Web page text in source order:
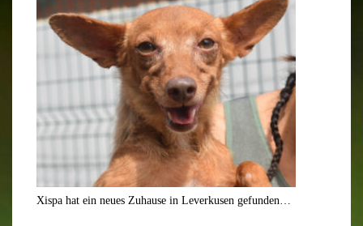
Xispa hat ein neues Zuhause in Leverkusen gefunden…